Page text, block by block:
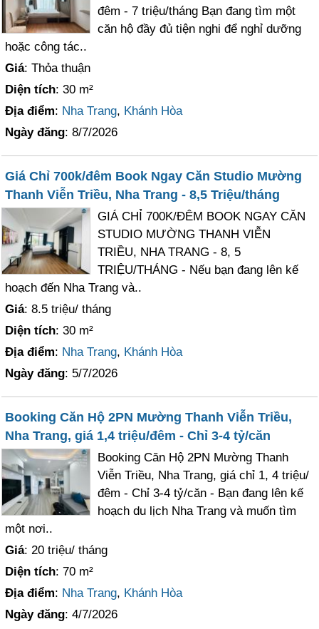
đêm - 7 triệu/tháng Bạn đang tìm một
căn hộ đầy đủ tiện nghi để nghỉ dưỡng
hoặc công tác..
Giá: Thỏa thuận
Diện tích: 30 m²
Địa điểm: Nha Trang, Khánh Hòa
Ngày đăng: 8/7/2026
Giá Chỉ 700k/đêm Book Ngay Căn Studio Mường
Thanh Viễn Triều, Nha Trang - 8,5 Triệu/tháng
GIÁ CHỈ 700K/ĐÊM BOOK NGAY CĂN
STUDIO MƯỜNG THANH VIỄN
TRIỀU, NHA TRANG - 8, 5
TRIỆU/THÁNG - Nếu bạn đang lên kế
hoạch đến Nha Trang và..
Giá: 8.5 triệu/ tháng
Diện tích: 30 m²
Địa điểm: Nha Trang, Khánh Hòa
Ngày đăng: 5/7/2026
Booking Căn Hộ 2PN Mường Thanh Viễn Triều,
Nha Trang, giá 1,4 triệu/đêm - Chỉ 3-4 tỷ/căn
Booking Căn Hộ 2PN Mường Thanh
Viễn Triều, Nha Trang, giá chỉ 1, 4 triệu/
đêm - Chỉ 3-4 tỷ/căn - Bạn đang lên kế
hoạch du lịch Nha Trang và muốn tìm
một nơi..
Giá: 20 triệu/ tháng
Diện tích: 70 m²
Địa điểm: Nha Trang, Khánh Hòa
Ngày đăng: 4/7/2026